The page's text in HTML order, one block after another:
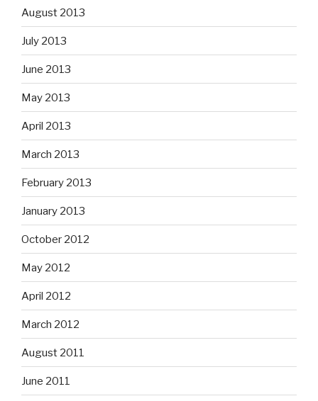
August 2013
July 2013
June 2013
May 2013
April 2013
March 2013
February 2013
January 2013
October 2012
May 2012
April 2012
March 2012
August 2011
June 2011